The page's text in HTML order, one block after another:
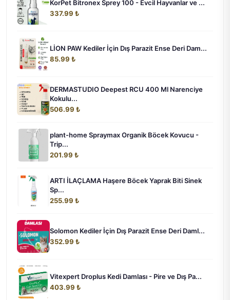
KorPet Bitronex Sprey 100 - Evcil Hayvanlar ve ...
337.99 ₺
LİON PAW Kediler İçin Dış Parazit Ense Deri Dam...
85.99 ₺
DERMASTUDIO Deepest RCU 400 Ml Narenciye
Kokulu...
506.99 ₺
plant-home Spraymax Organik Böcek Kovucu -
Trip...
201.99 ₺
ARTI İLAÇLAMA Haşere Böcek Yaprak Biti Sinek
Sp...
255.99 ₺
Solomon Kediler İçin Dış Parazit Ense Deri Daml...
352.99 ₺
Vitexpert Droplus Kedi Damlası - Pire ve Dış Pa...
403.99 ₺